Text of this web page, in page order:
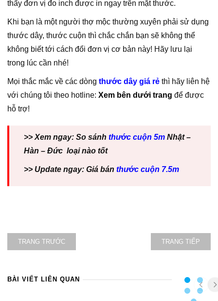
thấy đơn vị đo inch được in ngay trên mặt thước.
Khi bạn là một người thợ mộc thường xuyên phải sử dụng
thước dây, thước cuộn thì chắc chắn bạn sẽ không thể
không biết tới cách đổi đơn vị cơ bản này! Hãy lưu lại
trong lúc cần nhé!
Mọi thắc mắc về các dòng thước dây giá rẻ thì hãy liên hệ
với chúng tôi theo hotline: Xem bên dưới trang để được
hỗ trợ!
>> Xem ngay: So sánh thước cuộn 5m Nhật –
Hàn – Đức loại nào tốt
>> Update ngay: Giá bán thước cuộn 7.5m
TRANG TRƯỚC TRANG TIẾP
BÀI VIẾT LIÊN QUAN